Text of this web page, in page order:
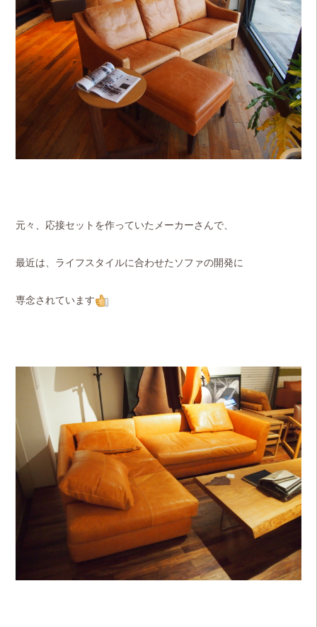
元々、応接セットを作っていたメーカーさんで、
最近は、ライフスタイルに合わせたソファの開発に
専念されています